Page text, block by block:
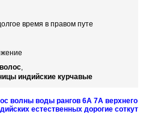
время в правом путе
,
индийские курчавые
волны воды рангов 6A 7A верхнего
естественных дорогие соткут